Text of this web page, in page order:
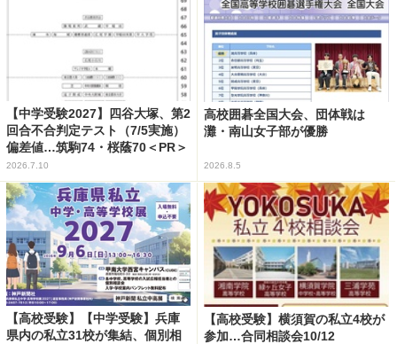
【中学受験2027】四谷大塚、第2
回合不合判定テスト（7/5実施）
偏差値…筑駒74・桜蔭70＜PR＞
2026.7.10
高校囲碁全国大会、団体戦は
灘・南山女子部が優勝
2026.8.5
【高校受験】【中学受験】兵庫
県内の私立31校が集結、個別相
【高校受験】横須賀の私立4校が
参加…合同相談会10/12